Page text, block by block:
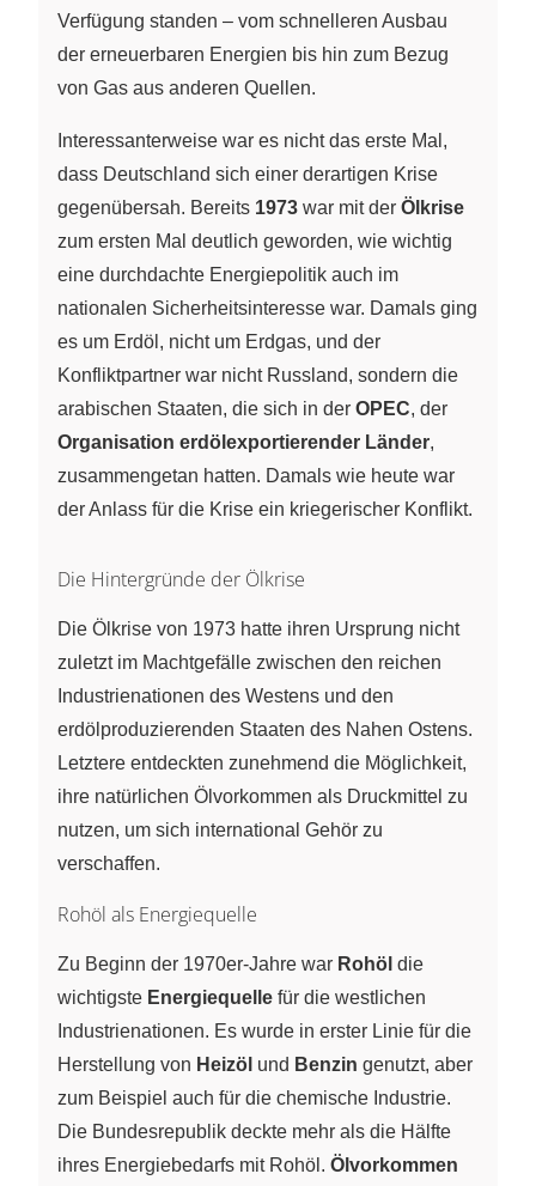
Verfügung standen – vom schnelleren Ausbau
der erneuerbaren Energien bis hin zum Bezug
von Gas aus anderen Quellen.
Interessanterweise war es nicht das erste Mal,
dass Deutschland sich einer derartigen Krise
gegenübersah. Bereits 1973 war mit der Ölkrise
zum ersten Mal deutlich geworden, wie wichtig
eine durchdachte Energiepolitik auch im
nationalen Sicherheitsinteresse war. Damals ging
es um Erdöl, nicht um Erdgas, und der
Konfliktpartner war nicht Russland, sondern die
arabischen Staaten, die sich in der OPEC, der
Organisation erdölexportierender Länder,
zusammengetan hatten. Damals wie heute war
der Anlass für die Krise ein kriegerischer Konflikt.
Die Hintergründe der Ölkrise
Die Ölkrise von 1973 hatte ihren Ursprung nicht
zuletzt im Machtgefälle zwischen den reichen
Industrienationen des Westens und den
erdölproduzierenden Staaten des Nahen Ostens.
Letztere entdeckten zunehmend die Möglichkeit,
ihre natürlichen Ölvorkommen als Druckmittel zu
nutzen, um sich international Gehör zu
verschaffen.
Rohöl als Energiequelle
Zu Beginn der 1970er-Jahre war Rohöl die
wichtigste Energiequelle für die westlichen
Industrienationen. Es wurde in erster Linie für die
Herstellung von Heizöl und Benzin genutzt, aber
zum Beispiel auch für die chemische Industrie.
Die Bundesrepublik deckte mehr als die Hälfte
ihres Energiebedarfs mit Rohöl. Ölvorkommen